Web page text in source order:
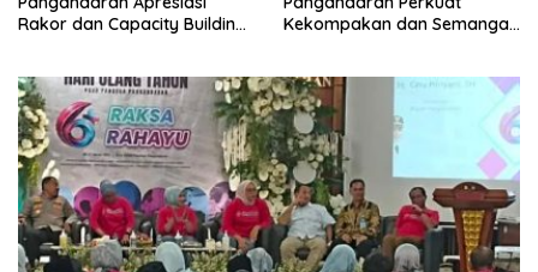
Rakor dan Capacity Building
Antar Lini
Kekompakan dan Semangat